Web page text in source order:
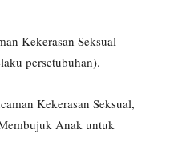
Kekerasan Seksual
persetubuhan).
Kekerasan Seksual,
Anak untuk